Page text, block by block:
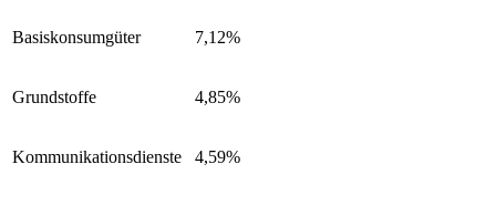
Basiskonsumgüter 7,12%
Grundstoffe 4,85%
Kommunikationsdienste 4,59%